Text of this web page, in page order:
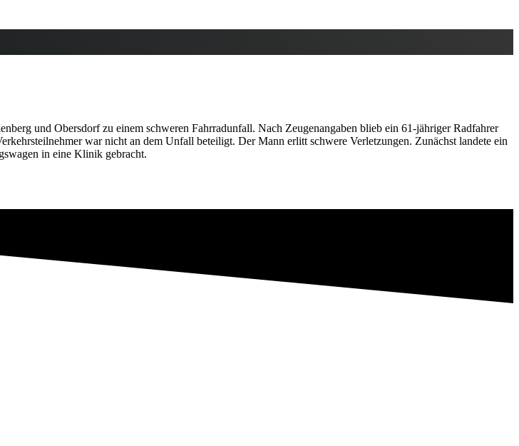
und Obersdorf zu einem schweren Fahrradunfall. Nach Zeugenangaben blieb ein 61-jähriger Radfahrer
war nicht an dem Unfall beteiligt. Der Mann erlitt schwere Verletzungen. Zunächst landete ein
in eine Klinik gebracht.